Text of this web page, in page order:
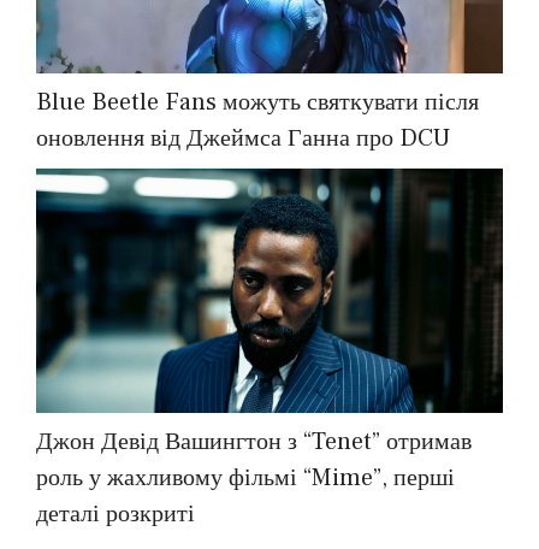
Blue Beetle Fans можуть святкувати після
оновлення від Джеймса Ганна про DCU
Джон Девід Вашингтон з “Tenet” отримав
роль у жахливому фільмі “Mime”, перші
деталі розкриті